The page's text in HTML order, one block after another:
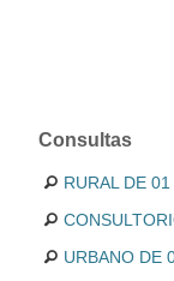
Consultas
RURAL DE
URBANO DE